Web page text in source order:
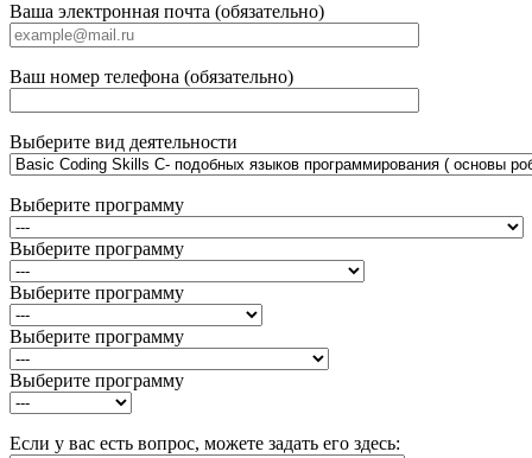
Ваша электронная почта (обязательно)
Ваш номер телефона (обязательно)
Выберите вид деятельности
Выберите программу
Выберите программу
Выберите программу
Выберите программу
Выберите программу
Если у вас есть вопрос, можете задать его здесь: